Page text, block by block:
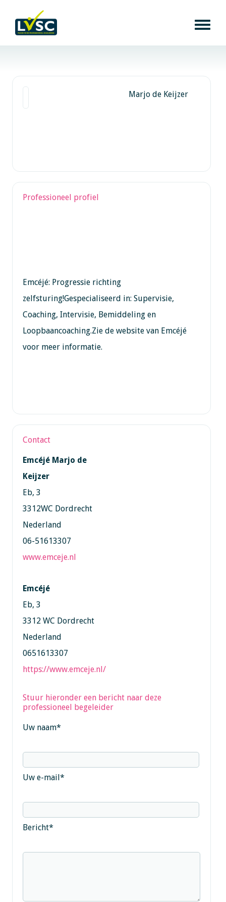
Marjo de Keijzer
Professioneel profiel
Emcéjé: Progressie richting
zelfsturing!Gespecialiseerd in: Supervisie,
Coaching, Intervisie, Bemiddeling en
Loopbaancoaching.Zie de website van Emcéjé
voor meer informatie.
Contact
Emcéjé Marjo de
Keijzer
Eb, 3
3312WC Dordrecht
Nederland
06-51613307
www.emceje.nl
Emcéjé
Eb, 3
3312 WC Dordrecht
Nederland
0651613307
https://www.emceje.nl/
Stuur hieronder een bericht naar deze
professioneel begeleider
Uw naam*
Uw e-mail*
Bericht*